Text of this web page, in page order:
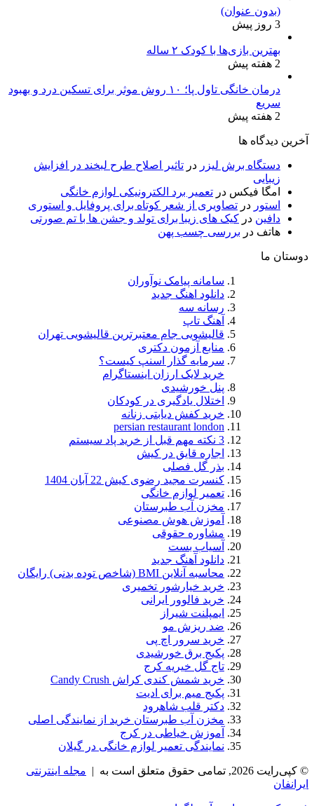
عنوان)
بازی‌ها با کودک ۲ ساله
درمان خانگی تاول پا؛ ۱۰ روش موثر برای تسکین درد و بهبود
ها
برش لیزردر تاثیر اصلاح طرح لبخند در افزایش
فیکسدرتعمیر برد الکترونیکی لوازم خانگی
در
تصاویری از شعر کوتاه برای پروفایل و استوری
درکیک های زیبا برای تولد و جشن ها با تم صورتی
در بررسی چسب پهن
سامانه پیامک نوآوران
دانلود اهنگ جدید
رسانه سه
آهنگ تاپ
قالیشویی جام معتبرترین قالیشویی تهران
منابع آزمون دکتری
سرمایه گذار اسنپ کیست؟
خرید لایک ارزان اینستاگرام
پنل خورشیدی
اختلال یادگیری در کودکان
خرید کفش دیابتی زنانه
persian restaurant london
اجاره قایق در کیش
بذر گل فصلی
کنسرت مجید رضوی کیش 22 آبان 1404
تعمیر لوازم خانگی
مخزن آب طبرستان
آموزش هوش مصنوعی
مشاوره حقوقی
آسیاب بست
دانلود آهنگ جدید
محاسبه آنلاین BMI (شاخص توده بدنی) رایگان
خرید خیارشور تخمیری
خرید فالوور ایرانی
ایمپلنت شیراز
ضد ریزش مو
خرید سرور اچ پی
پکیج برق خورشیدی
تاج گل خیریه کرج
خرید شمش کندی کراش Candy Crush
پکیج میم برای ادیت
دکتر قلب شاهرود
مخزن آب طبرستان خرید از نمایندگی اصلی
آموزش خیاطی در کرج
نمایندگی تعمیر لوازم خانگی در گیلان
است به | مجله اینترنتی